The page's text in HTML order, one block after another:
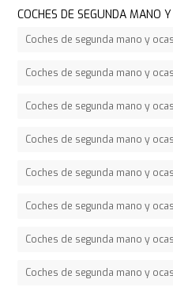
COCHES DE SEGUNDA MANO
Coches de segunda mano y
Coches de segunda mano y
Coches de segunda mano y
Coches de segunda mano y
Coches de segunda mano y
Coches de segunda mano y
Coches de segunda mano y
Coches de segunda mano y